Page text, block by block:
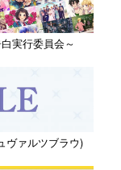
実行委員会～
ヴァルツブラウ)